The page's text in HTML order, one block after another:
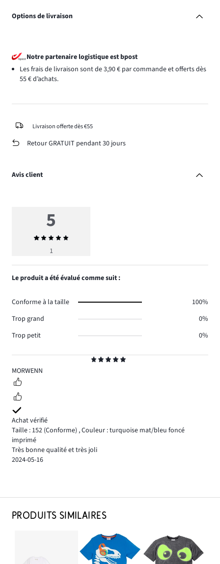
Options de livraison
Notre partenaire logistique est bpost
Les frais de livraison sont de 3,90 € par commande et offerts dès
55 € d’achats.
Livraison offerte dès €55
Retour GRATUIT pendant 30 jours
Avis client
5
MORWENN
Achat vérifié
Taille : 152 (Conforme) ,Couleur : turquoise mat/bleu foncé
imprimé
Très bonne qualité et très joli
2024-05-16
5
Note
moyenne
1
Le produit a été évalué comme suit :
Conforme à la taille
100%
Trop grand
0%
Trop petit
0%
PRODUITS SIMILAIRES